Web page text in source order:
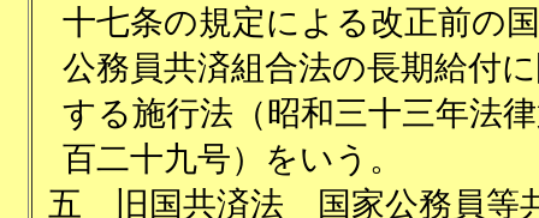
十七条の規定による改正前の
公務員共済組合法の長期給付
する施行法（昭和三十三年法
百二十九号）をいう。
五
旧国共済法 国家公務員等